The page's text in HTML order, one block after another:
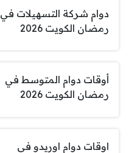
دوام شركة التسهيلات في
رمضان الكويت 2026
أوقات دوام المتوسط في
رمضان الكويت 2026
اوقات دوام اوريدو في